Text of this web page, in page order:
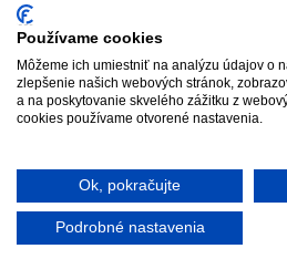
789 72 Dubicko
IČ: 26870886
DIČ: CZ26870886
Copyright © 2020 - 2026 INFOA
International s.r.o.
Používame cookies
Môžeme ich umiestniť na analýzu údajov o
zlepšenie našich webových stránok,
a na poskytovanie skvelého zážitku z
cookies používame otvorené nastavenia.
Ok, pokračujte
Podrobné nastavenia